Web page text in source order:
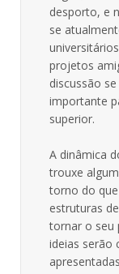
desporto, e
se
projetos
discussão
importante
superior.
A dinâmica
trouxe
torno do
estruturas
tornar o seu
ideias serão